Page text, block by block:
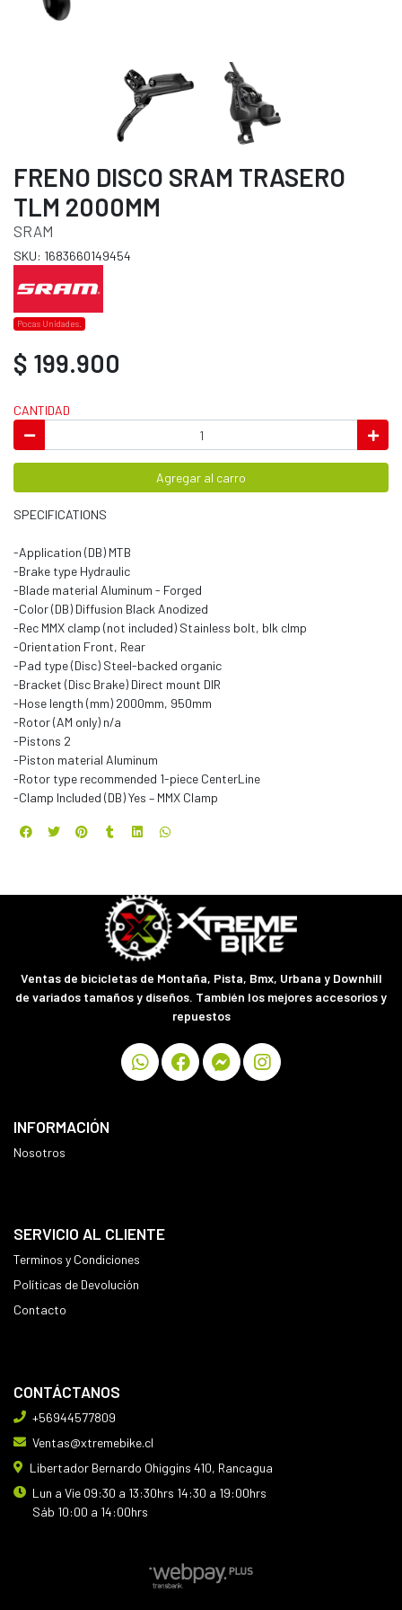
FRENO DISCO SRAM TRASERO
TLM 2000MM
SRAM
SKU: 1683660149454
Pocas Unidades.
$ 199.900
CANTIDAD
Agregar al carro
SPECIFICATIONS
-Application (DB) MTB
-Brake type Hydraulic
-Blade material Aluminum - Forged
-Color (DB) Diffusion Black Anodized
-Rec MMX clamp (not included) Stainless bolt, blk clmp
-Orientation Front, Rear
-Pad type (Disc) Steel-backed organic
-Bracket (Disc Brake) Direct mount DIR
-Hose length (mm) 2000mm, 950mm
-Rotor (AM only) n/a
-Pistons 2
-Piston material Aluminum
-Rotor type recommended 1-piece CenterLine
-Clamp Included (DB) Yes – MMX Clamp
Ventas de bicicletas de Montaña, Pista, Bmx, Urbana y Downhill
de variados tamaños y diseños. También los mejores accesorios y
repuestos
INFORMACIÓN
Nosotros
SERVICIO AL CLIENTE
Terminos y Condiciones
Políticas de Devolución
Contacto
CONTÁCTANOS
+56944577809
Ventas@xtremebike.cl
Libertador Bernardo Ohiggins 410, Rancagua
Lun a Vie 09:30 a 13:30hrs 14:30 a 19:00hrs
Sáb 10:00 a 14:00hrs